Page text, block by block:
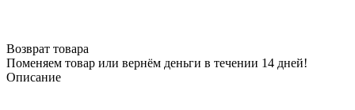
Возврат товара
Поменяем товар или вернём деньги в течении 14 дней!
Описание